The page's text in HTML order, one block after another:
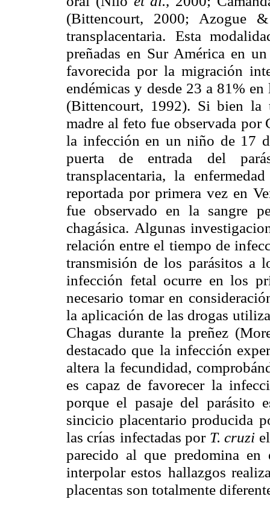
(Bittencourt, 2000; Azogue &
transplacentaria.
Esta
preñadas en Sur América en
favorecida por la migración
endémicas y desde 23 a 81% en
(Bittencourt, 1992). Si bien la
madre al feto fue observada por
la infección en un niño de 17
puerta de entrada del
transplacentaria, la
reportada por primera vez en
fue observado en la sangre
chagásica. Algunas
relación entre el tiempo de
transmisión de los parásitos a
infección fetal ocurre en los
necesario tomar en
la aplicación de las drogas
Chagas durante la preñez
destacado que la infección
altera la fecundidad,
es capaz de favorecer la
porque el pasaje del parásito
sincicio placentario producida
las crías infectadas por T. cruzi
parecido al que predomina en
interpolar estos hallazgos
placentas son totalmente